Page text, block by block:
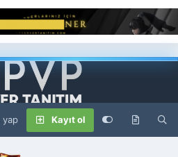
yap Kayıt ol